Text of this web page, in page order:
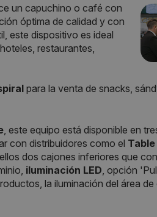
un capuchino o café con
óptima de calidad y con
este dispositivo es ideal
restaurantes,
para la venta de snacks,
, este equipo está disponible en
con distribuidores como el
dos cajones inferiores que
iluminación LED, opción
la iluminación del área